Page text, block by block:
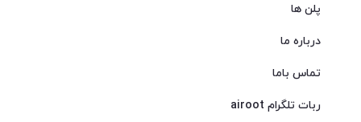
پلن ها
درباره ما
تماس باما
ربات تلگرام airoot